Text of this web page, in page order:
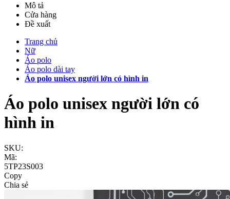
Mô tả
Cửa hàng
Đề xuất
Trang chủ
Nữ
Áo polo
Áo polo dài tay
Áo polo unisex người lớn có hình in
Áo polo unisex người lớn có
hình in
SKU:
Mã:
5TP23S003
Copy
Chia sẻ